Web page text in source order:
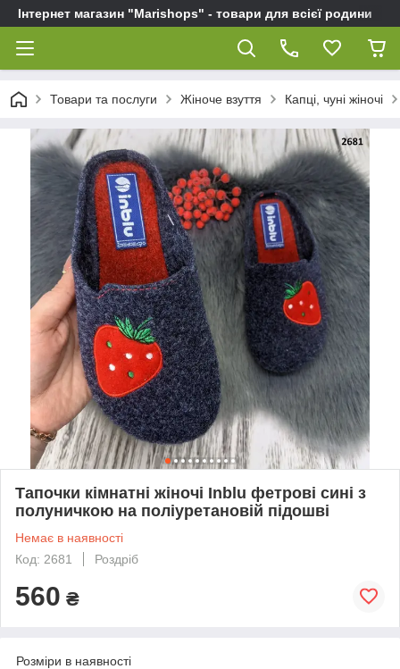
Інтернет магазин "Marishops" - товари для всієї родини
Товари та послуги Жіноче взуття Капці, чуні жіночі
Тапочки кімнатні жіночі Inblu фетрові сині з
полуничкою на поліуретановій підошві
Немає в наявності
Код: 2681
Роздріб
560 ₴
Розміри в наявності